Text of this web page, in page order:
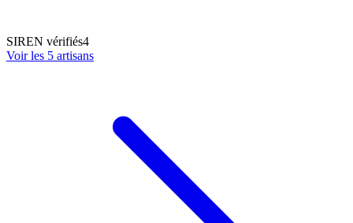
SIREN vérifiés4
Voir les 5 artisans